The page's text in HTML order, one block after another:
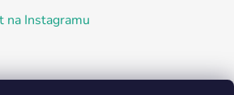
na Instagramu